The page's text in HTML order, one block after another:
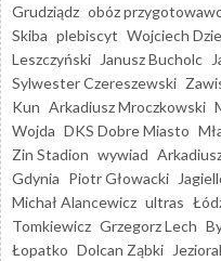
Grudziądz obóz
Skiba plebiscyt Wojciech
Leszczyński
Janusz Bucholc
Sylwester Czereszewski
Kun Arkadiusz Mroczkowski
Wojda DKS Dobre Miasto
Zin Stadion wywiad
Gdynia Piotr Głowacki
Michał Alancewicz ultras
Tomkiewicz Grzegorz Lech
Łopatko Dolcan Ząbki